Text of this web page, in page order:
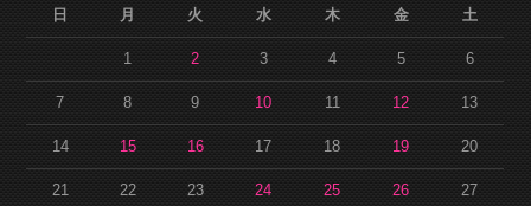
日
月 火 水 木 金 土
1 2 3 4 5 6
7 8 9 10 11 12 13
14 15 16 17 18 19 20
21 22 23 24 25 26 27